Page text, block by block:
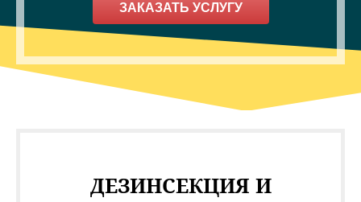
ЗАКАЗАТЬ УСЛУГУ
ДЕЗИНСЕКЦИЯ И